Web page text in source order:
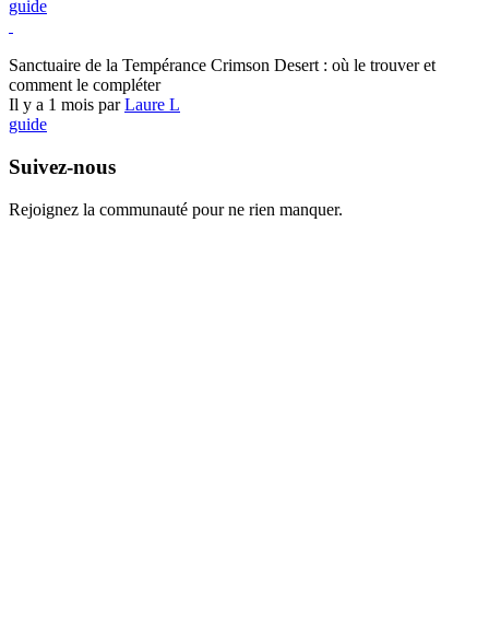
guide
Sanctuaire de la Tempérance Crimson Desert : où le trouver et
comment le compléter
Il y a 1 mois parLaure L
guide
Suivez-nous
Rejoignez la communauté pour ne rien manquer.